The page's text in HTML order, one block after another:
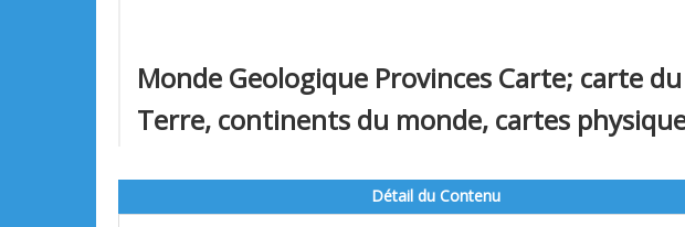
Monde Geologique Provinces Carte; carte
Terre, continents du monde, cartes
Détail du Contenu